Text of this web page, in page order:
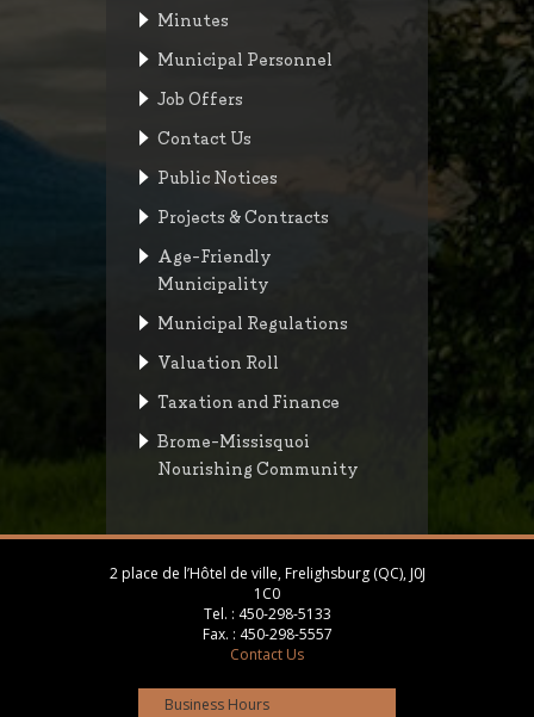
Minutes
Municipal Personnel
Job Offers
Contact Us
Public Notices
Projects & Contracts
Age-Friendly
Municipality
Municipal Regulations
Valuation Roll
Taxation and Finance
Brome-Missisquoi
Nourishing Community
2 place de l’Hôtel de ville, Frelighsburg (QC), J0J
1C0
Tel. : 450-298-5133
Fax. : 450-298-5557
Contact Us
Business Hours